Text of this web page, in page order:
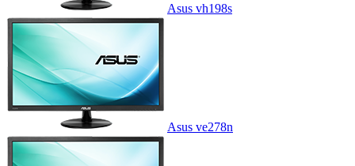
Asus vh198s
Asus ve278n